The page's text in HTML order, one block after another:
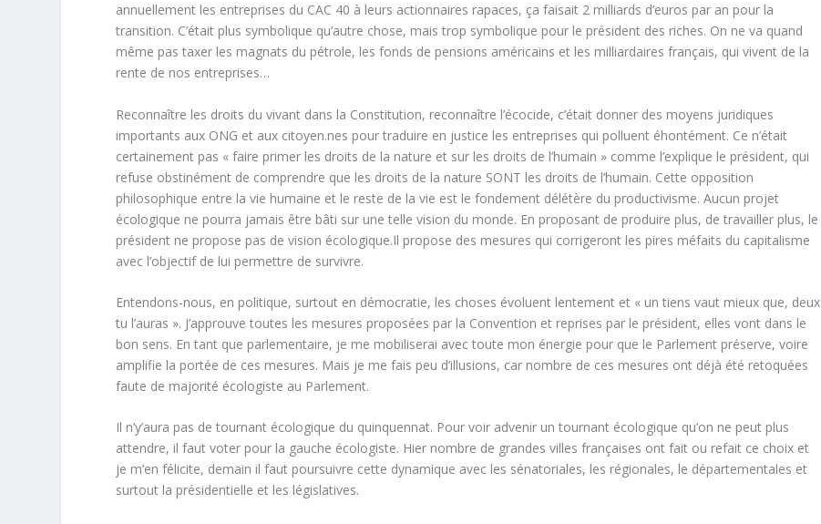
annuellement les entreprises du CAC 40 à leurs actionnaires rapaces, ça faisait 2 milliards d’euros par an pour la
transition. C’était plus symbolique qu’autre chose, mais trop symbolique pour le président des riches. On ne va quand
même pas taxer les magnats du pétrole, les fonds de pensions américains et les milliardaires français, qui vivent de la
rente de nos entreprises…
Reconnaître les droits du vivant dans la Constitution, reconnaître l’écocide, c’était donner des moyens juridiques
importants aux ONG et aux citoyen.nes pour traduire en justice les entreprises qui polluent éhontément. Ce n’était
certainement pas « faire primer les droits de la nature et sur les droits de l’humain » comme l’explique le président, qui
refuse obstinément de comprendre que les droits de la nature SONT les droits de l’humain. Cette opposition
philosophique entre la vie humaine et le reste de la vie est le fondement délétère du productivisme. Aucun projet
écologique ne pourra jamais être bâti sur une telle vision du monde. En proposant de produire plus, de travailler plus, le
président ne propose pas de vision écologique.Il propose des mesures qui corrigeront les pires méfaits du capitalisme
avec l’objectif de lui permettre de survivre.
Entendons-nous, en politique, surtout en démocratie, les choses évoluent lentement et « un tiens vaut mieux que, deux
tu l’auras ». J’approuve toutes les mesures proposées par la Convention et reprises par le président, elles vont dans le
bon sens. En tant que parlementaire, je me mobiliserai avec toute mon énergie pour que le Parlement préserve, voire
amplifie la portée de ces mesures. Mais je me fais peu d’illusions, car nombre de ces mesures ont déjà été retoquées
faute de majorité écologiste au Parlement.
Il n’y’aura pas de tournant écologique du quinquennat. Pour voir advenir un tournant écologique qu’on ne peut plus
attendre, il faut voter pour la gauche écologiste. Hier nombre de grandes villes françaises ont fait ou refait ce choix et
je m’en félicite, demain il faut poursuivre cette dynamique avec les sénatoriales, les régionales, le départementales et
surtout la présidentielle et les législatives.